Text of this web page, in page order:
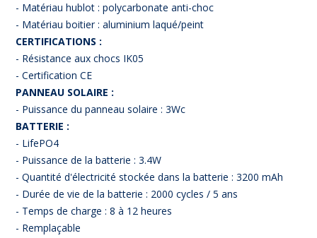
- Matériau hublot : polycarbonate anti-choc
- Matériau boitier : aluminium laqué/peint
CERTIFICATIONS :
- Résistance aux chocs IK05
- Certification CE
PANNEAU SOLAIRE :
- Puissance du panneau solaire : 3Wc
BATTERIE :
- LifePO4
- Puissance de la batterie : 3.4W
- Quantité d'électricité stockée dans la batterie : 3200 mAh
- Durée de vie de la batterie : 2000 cycles / 5 ans
- Temps de charge : 8 à 12 heures
- Remplaçable